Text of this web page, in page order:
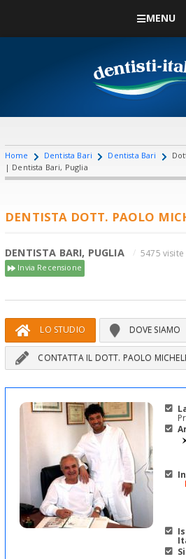
MENU
Home Dentista Bari Dentista Bari
| Dentista Bari, Puglia
DENTISTA DOTT. PAOLO
DENTISTA BARI, PUGLIA 5475 visite
Invia Recensione
LO STUDIO DOVE SIAMO
CONTATTA IL DOTT. PAOLO